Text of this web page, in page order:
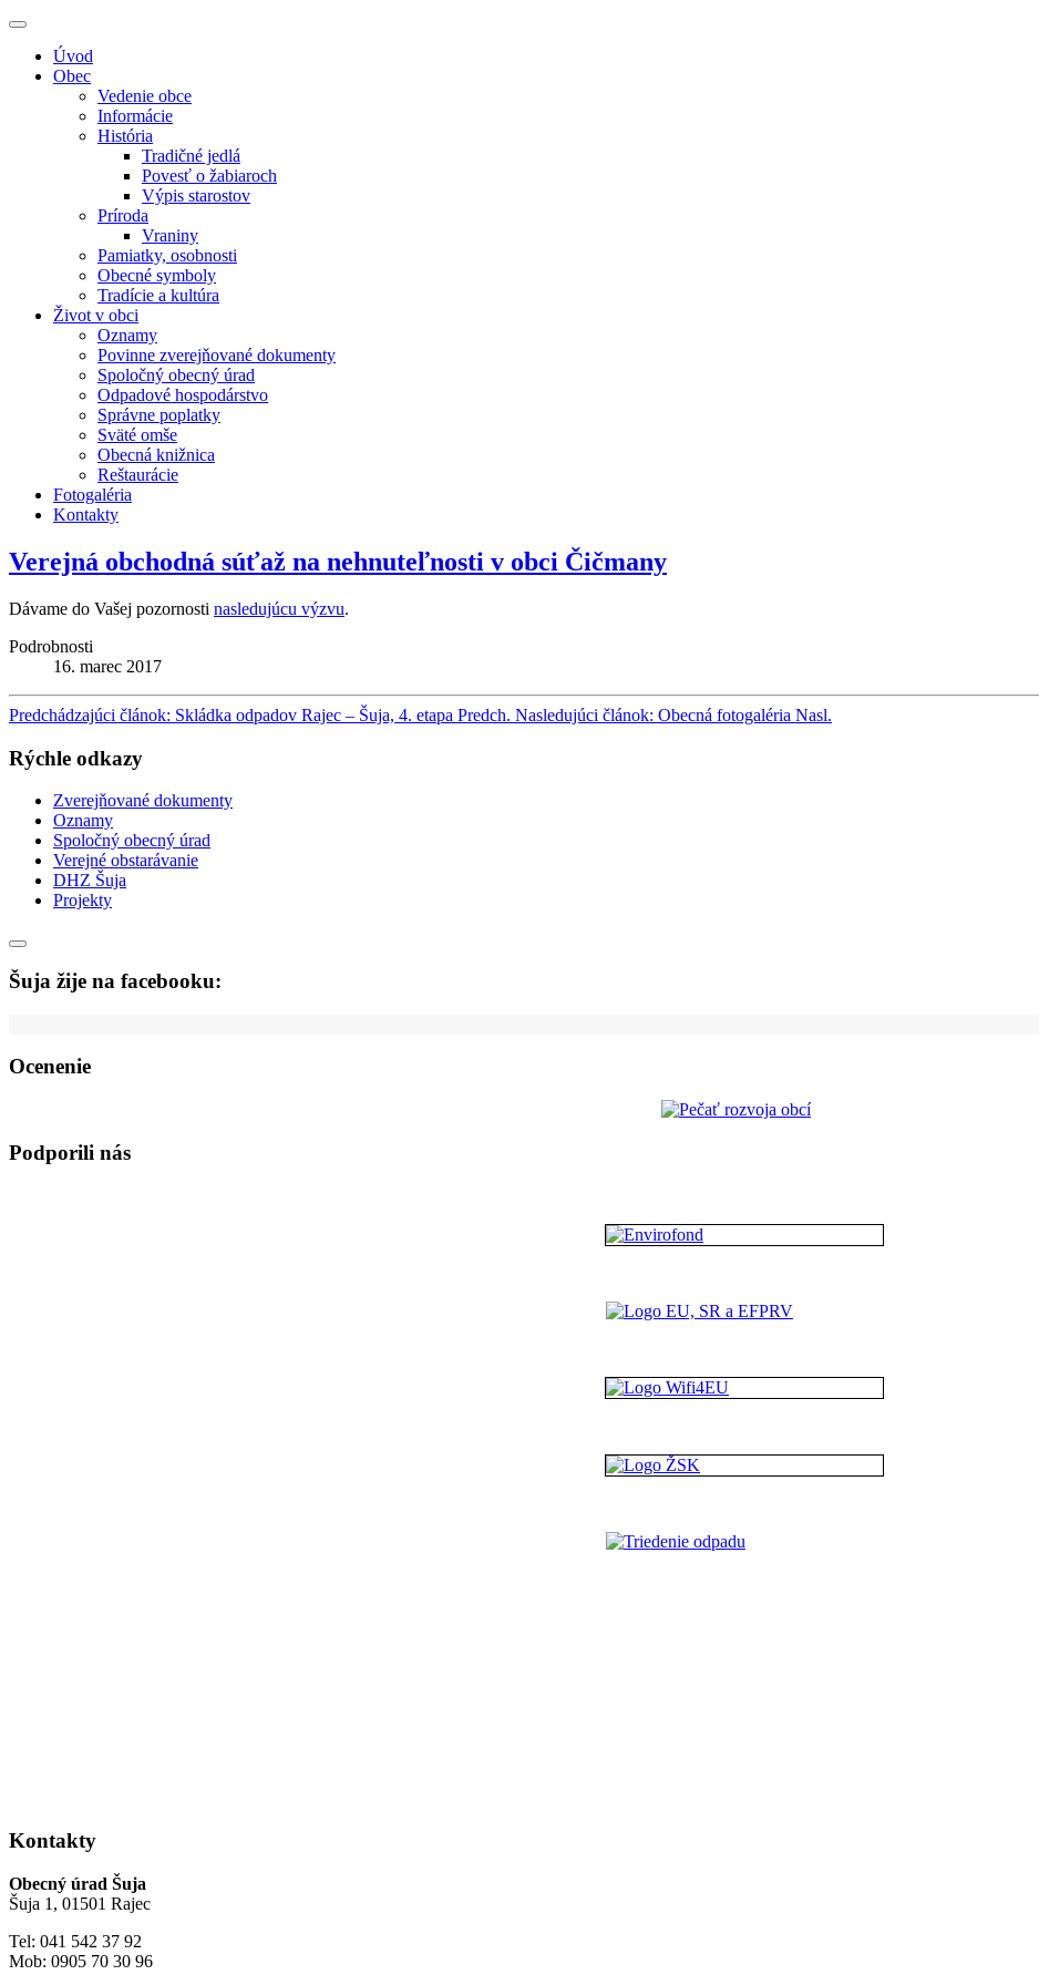
Úvod
Obec
Vedenie obce
Informácie
História
Tradičné jedlá
Povesť o žabiaroch
Výpis starostov
Príroda
Vraniny
Pamiatky, osobnosti
Obecné symboly
Tradície a kultúra
Život v obci
Oznamy
Povinne zverejňované dokumenty
Spoločný obecný úrad
Odpadové hospodárstvo
Správne poplatky
Sväté omše
Obecná knižnica
Reštaurácie
Fotogaléria
Kontakty
Verejná obchodná súťaž na nehnuteľnosti v obci Čičmany
Dávame do Vašej pozornosti nasledujúcu výzvu.
Podrobnosti
16. marec 2017
Predchádzajúci článok: Skládka odpadov Rajec – Šuja, 4. etapa Predch. Nasledujúci článok: Obecná fotogaléria Nasl.
Rýchle odkazy
Zverejňované dokumenty
Oznamy
Spoločný obecný úrad
Verejné obstarávanie
DHZ Šuja
Projekty
Šuja žije na facebooku:
Ocenenie
Podporili nás
Kontakty
Obecný úrad Šuja
Šuja 1, 01501 Rajec
Tel: 041 542 37 92
Mob: 0905 70 30 96